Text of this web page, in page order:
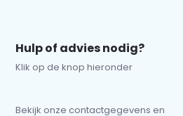
Hulp of advies nodig?
Klik op de knop hieronder
Bekijk onze contactgegevens en